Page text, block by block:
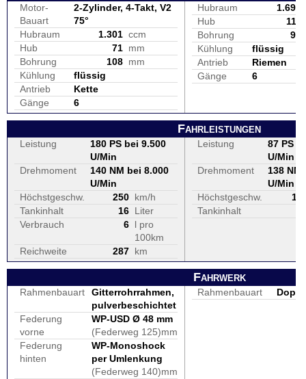
Motor-
Bauart
2-Zylinder, 4-Takt, V2
75°
Hubraum
1.301 ccm
Hub
71 mm
Bohrung
108 mm
Kühlung
flüssig
Antrieb
Kette
Gänge
6
Hubraum
1.690
Hub
111
Bohrung
98
Kühlung
flüssig
Antrieb
Riemen
Gänge
6
Fahrleistungen
Leistung
180 PS bei 9.500
U/Min
Drehmoment
140 NM bei 8.000
U/Min
Höchstgeschw.
250 km/h
Tankinhalt
16 Liter
Verbrauch
6 l pro
100km
Reichweite
287 km
Leistung
87 PS
U/Min
Drehmoment
138 NM
U/Min
Höchstgeschw.
Tankinhalt
Fahrwerk
Rahmenbauart
Gitterrohrrahmen,
pulverbeschichtet
Federung
vorne
WP-USD Ø 48 mm
(Federweg 125)mm
Federung
hinten
WP-Monoshock
per Umlenkung
(Federweg 140)mm
Rahmenbauart